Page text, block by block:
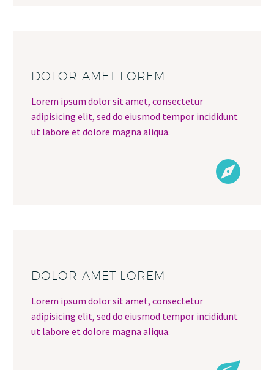
DOLOR AMET LOREM
Lorem ipsum dolor sit amet, consectetur
adipisicing elit, sed do eiusmod tempor incididunt
ut labore et dolore magna aliqua.
DOLOR AMET LOREM
Lorem ipsum dolor sit amet, consectetur
adipisicing elit, sed do eiusmod tempor incididunt
ut labore et dolore magna aliqua.